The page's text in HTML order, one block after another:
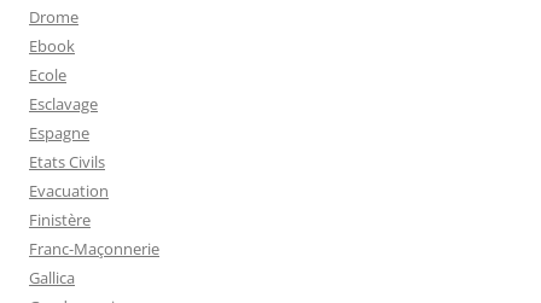
Drome
Ebook
Ecole
Esclavage
Espagne
Etats Civils
Evacuation
Finistère
Franc-Maçonnerie
Gallica